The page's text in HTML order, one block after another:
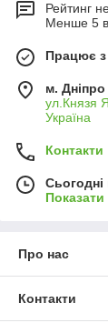
Рейтинг
Менше 5
Працює з
м. Дніпро
ул.Князя
Україна
Контакти
Про нас
Контакти